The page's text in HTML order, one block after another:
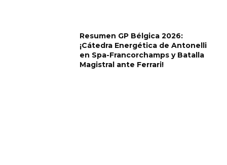
Resumen GP Bélgica 2026:
¡Cátedra Energética de Antonelli
en Spa-Francorchamps y Batalla
Magistral ante Ferrari!